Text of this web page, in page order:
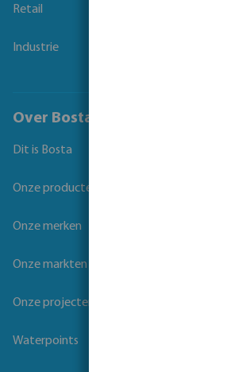
Retail
Industrie
Over Bosta
Dit is Bosta
Onze producten
Onze merken
Onze markten
Onze projecten
Waterpoints